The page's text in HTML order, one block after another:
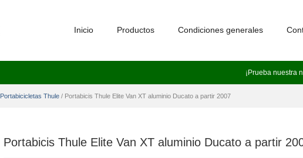
¡Prueba nuestra
Inicio Productos Condiciones generales
Portabicicletas Thule / Portabicis Thule Elite Van XT aluminio Ducato a partir 2007
Portabicis Thule Elite Van XT aluminio Ducato a partir